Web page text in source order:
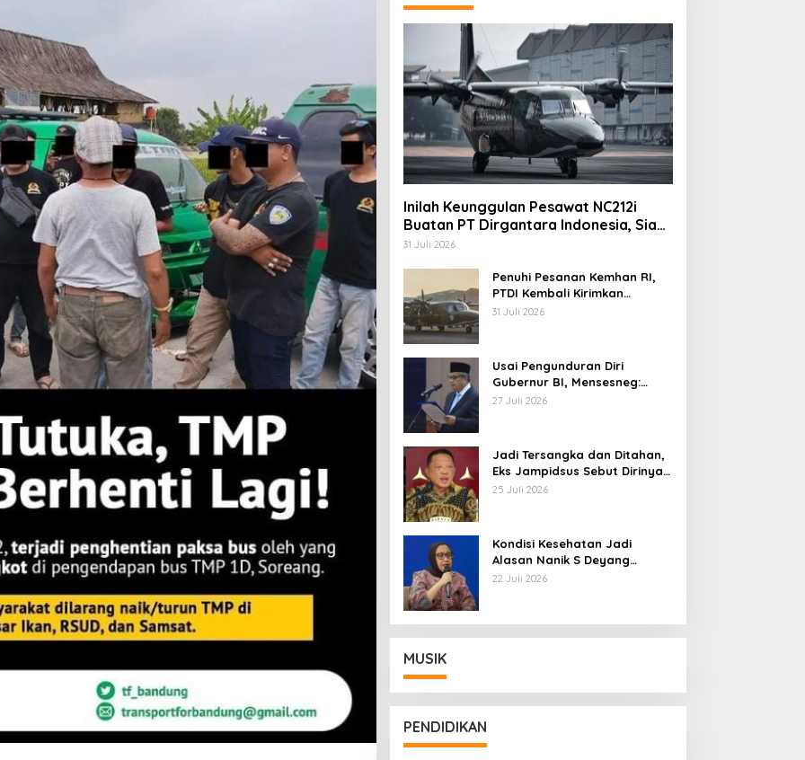
Inilah Keunggulan Pesawat NC212i
Buatan PT Dirgantara Indonesia, Siap
Dukung Berbagai Operasi TNI
31 Juli 2026
Penuhi Pesanan Kemhan RI,
PTDI Kembali Kirimkan
Pesawat NC212i ke Pangkalan
31 Juli 2026
Usai Pengunduran Diri
Gubernur BI, Mensesneg:
Segera Terbit Keppres
27 Juli 2026
Jadi Tersangka dan Ditahan,
Eks Jampidsus Sebut Dirinya
Korban Kriminalisasi
25 Juli 2026
Kondisi Kesehatan Jadi
Alasan Nanik S Deyang
Mundur dari BGN, Prabowo
22 Juli 2026
MUSIK
PENDIDIKAN